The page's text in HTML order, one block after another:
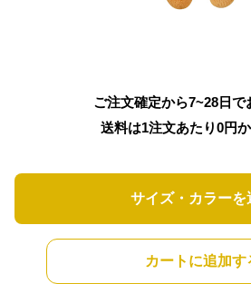
ご注文確定から7~28日で
送料は1注文あたり0円
サイズ・カラーを
カートに追加す